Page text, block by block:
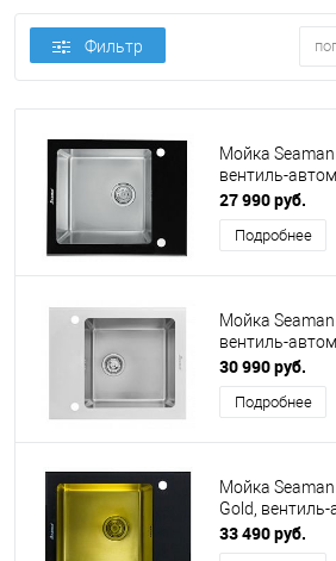
Фильтр
Мойка
вентиль-
27 990 руб.
Подробнее
Мойка Seaman
вентиль-
30 990 руб.
Подробнее
Мойка
Gold,
33 490 руб.